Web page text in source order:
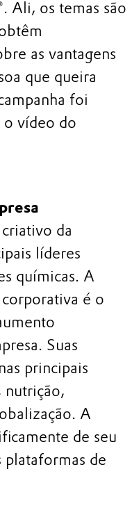
Ali, os temas são
as vantagens
que queira
foi
o vídeo do
da
líderes
químicas. A
é o
Suas
principais
nutrição,
A
de seu
plataformas de